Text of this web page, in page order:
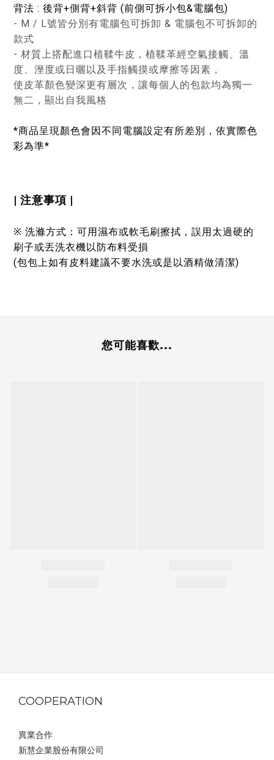
背法 : 後背+側背+斜背 (前側可拆小包&電腦包)
- M / L號皆分別有電腦包可拆卸 & 電腦包不可拆卸的
款式
- 材質上搭配進口植鞣牛皮，植鞣革經空氣接觸、溫
度、溼度或日曬以及手指觸摸或摩擦等因素，
使皮革顏色變深更有層次，讓每個人的包款均為獨一
無二，顯出自我風格
*商品呈現顏色會因不同電腦設定有所差別，依實際色
彩為準*
| 注意事項 |
※ 洗滌方式：可用濕布或軟毛刷擦拭，誤用太過硬的
刷子或丟洗衣機以防布料受損
(包包上如有皮料建議不要水洗或是以酒精做清潔)
您可能喜歡...
COOPERATION
異業合作
新慧企業股份有限公司